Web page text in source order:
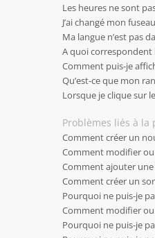
Les heures ne sont
J’ai changé mon
Ma langue n’est pas
A quoi correspondent
Comment puis-je
Qu’est-ce que mon
Lorsque je clique sur
Problèmes liés à la
Comment créer un
Comment modifier
Comment ajouter une
Comment créer un
Pourquoi ne puis-je
Comment modifier
Pourquoi ne puis-je